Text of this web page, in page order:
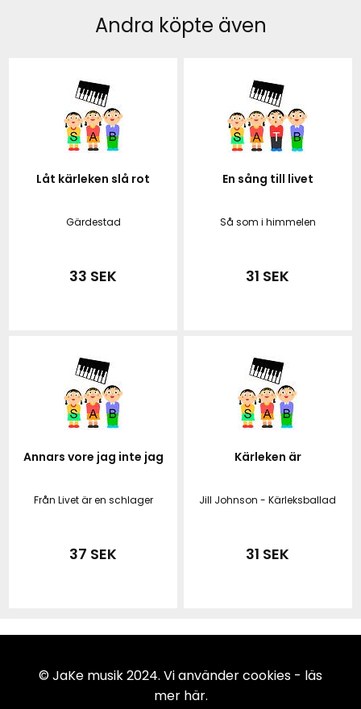
Andra köpte även
Låt kärleken slå rot
Gärdestad
33 SEK
En sång till livet
Så som i himmelen
31 SEK
Annars vore jag inte jag
Från Livet är en schlager
37 SEK
Kärleken är
Jill Johnson - Kärleksballad
31 SEK
© JaKe musik 2024. Vi använder cookies - läs
mer här.